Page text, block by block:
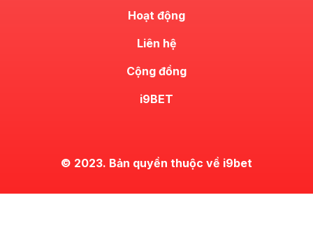
Hoạt động
Liên hệ
Cộng đồng
i9BET
© 2023. Bản quyền thuộc về i9bet